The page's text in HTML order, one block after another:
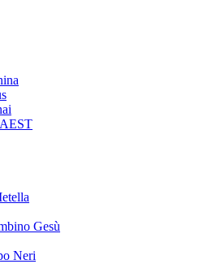
Gesù
Neri